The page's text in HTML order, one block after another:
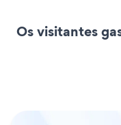
Os visitantes